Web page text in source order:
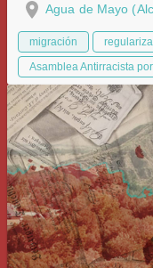
Agua de Mayo
migración
Asamblea Antirracista